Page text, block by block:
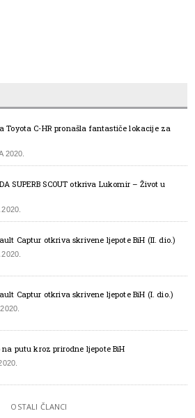
Toyota C-HR pronašla fantastiče lokacije za
2020.
SUPERB SCOUT otkriva Lukomir – Život u
Captur otkriva skrivene ljepote BiH (II. dio.)
Captur otkriva skrivene ljepote BiH (I. dio.)
putu kroz prirodne ljepote BiH
OSTALI ČLANCI